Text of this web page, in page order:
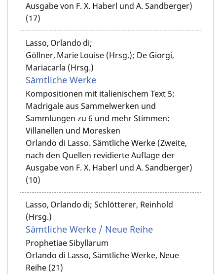
Ausgabe von F. X. Haberl und A. Sandberger)
(17)
Lasso, Orlando di;
Göllner, Marie Louise (Hrsg.); De Giorgi,
Mariacarla (Hrsg.)
Sämtliche Werke
Kompositionen mit italienischem Text 5:
Madrigale aus Sammelwerken und
Sammlungen zu 6 und mehr Stimmen:
Villanellen und Moresken
Orlando di Lasso. Sämtliche Werke (Zweite,
nach den Quellen revidierte Auflage der
Ausgabe von F. X. Haberl und A. Sandberger)
(10)
Lasso, Orlando di; Schlötterer, Reinhold
(Hrsg.)
Sämtliche Werke / Neue Reihe
Prophetiae Sibyllarum
Orlando di Lasso, Sämtliche Werke, Neue
Reihe (21)